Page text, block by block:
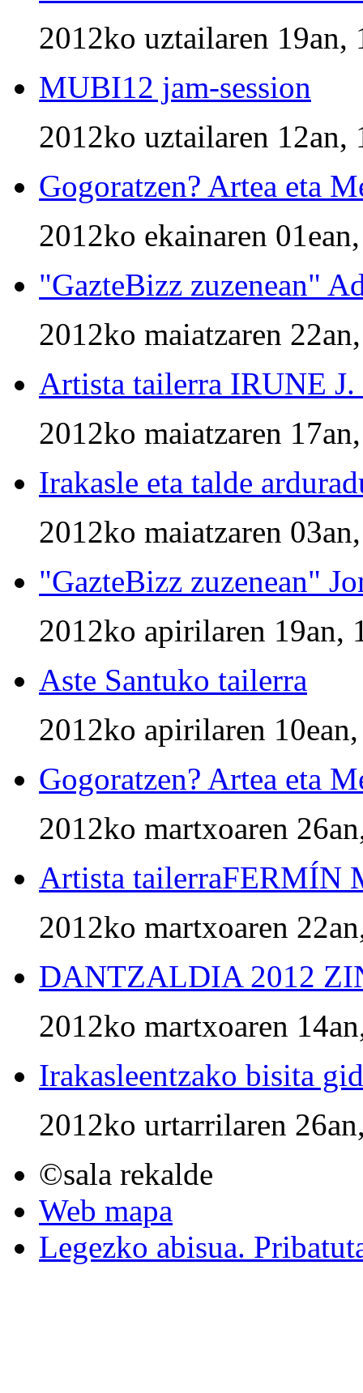
2012ko uztailaren 19an,
MUBI12 jam-session
2012ko uztailaren 12an,
Gogoratzen? Artea eta
2012ko ekainaren
"GazteBizz zuzenean"
2012ko maiatzaren
Artista tailerra IRUNE
2012ko maiatzaren
Irakasle eta talde
2012ko maiatzaren
"GazteBizz zuzenean"
2012ko apirilaren 19an,
Aste Santuko tailerra
2012ko apirilaren
Gogoratzen? Artea eta
2012ko martxoaren
Artista tailerraFERMÍN
2012ko martxoaren
DANTZALDIA 2012
2012ko martxoaren
Irakasleentzako bisita
2012ko urtarrilaren
©sala rekalde
Web mapa
Legezko abisua.